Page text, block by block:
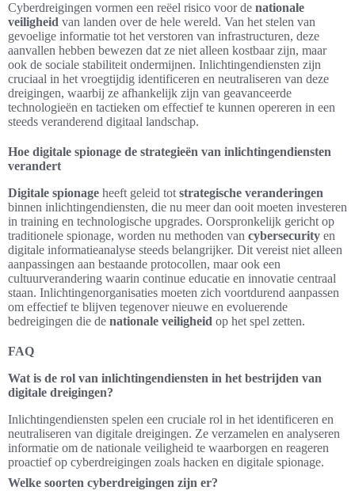
Cyberdreigingen vormen een reëel risico voor de nationale
veiligheid van landen over de hele wereld. Van het stelen van
gevoelige informatie tot het verstoren van infrastructuren, deze
aanvallen hebben bewezen dat ze niet alleen kostbaar zijn, maar
ook de sociale stabiliteit ondermijnen. Inlichtingendiensten zijn
cruciaal in het vroegtijdig identificeren en neutraliseren van deze
dreigingen, waarbij ze afhankelijk zijn van geavanceerde
technologieën en tactieken om effectief te kunnen opereren in een
steeds veranderend digitaal landschap.
Hoe digitale spionage de strategieën van inlichtingendiensten
verandert
Digitale spionage heeft geleid tot strategische veranderingen
binnen inlichtingendiensten, die nu meer dan ooit moeten investeren
in training en technologische upgrades. Oorspronkelijk gericht op
traditionele spionage, worden nu methoden van cybersecurity en
digitale informatieanalyse steeds belangrijker. Dit vereist niet alleen
aanpassingen aan bestaande protocollen, maar ook een
cultuurverandering waarin continue educatie en innovatie centraal
staan. Inlichtingenorganisaties moeten zich voortdurend aanpassen
om effectief te blijven tegenover nieuwe en evoluerende
bedreigingen die de nationale veiligheid op het spel zetten.
FAQ
Wat is de rol van inlichtingendiensten in het bestrijden van
digitale dreigingen?
Inlichtingendiensten spelen een cruciale rol in het identificeren en
neutraliseren van digitale dreigingen. Ze verzamelen en analyseren
informatie om de nationale veiligheid te waarborgen en reageren
proactief op cyberdreigingen zoals hacken en digitale spionage.
Welke soorten cyberdreigingen zijn er?